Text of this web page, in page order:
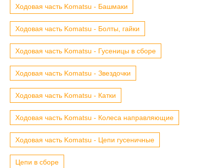
Ходовая часть Komatsu - Башмаки
Ходовая часть Komatsu - Болты, гайки
Ходовая часть Komatsu - Гусеницы в сборе
Ходовая часть Komatsu - Звездочки
Ходовая часть Komatsu - Катки
Ходовая часть Komatsu - Колеса направляющие
Ходовая часть Komatsu - Цепи гусеничные
Цепи в сборе